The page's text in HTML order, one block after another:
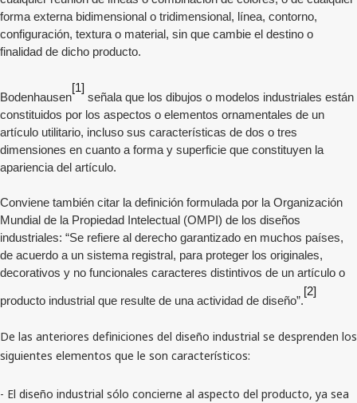
forma externa bidimensional o tridimensional, línea, contorno,
configuración, textura o material, sin que cambie el destino o
finalidad de dicho producto.
Bodenhausen
[1]
señala que los dibujos o modelos industriales están
constituidos por los aspectos o elementos ornamentales de un
artículo utilitario, incluso sus características de dos o tres
dimensiones en cuanto a forma y superficie que constituyen la
apariencia del artículo.
Conviene también citar la definición formulada por la Organización
Mundial de la Propiedad Intelectual (OMPI) de los diseños
industriales: “Se refiere al derecho garantizado en muchos países,
de acuerdo a un sistema registral, para proteger los originales,
decorativos y no funcionales caracteres distintivos de un artículo o
producto industrial que resulte de una actividad de diseño”.
[2]
De las anteriores definiciones del diseño industrial se desprenden los
siguientes elementos que le son característicos:
- El diseño industrial sólo concierne al aspecto del producto, ya sea